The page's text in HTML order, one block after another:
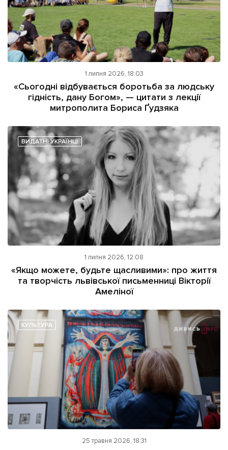
1 липня 2026, 18:03
«Сьогодні відбувається боротьба за людську
гідність, дану Богом», — цитати з лекції
митрополита Бориса Ґудзяка
ВИДАТНІ УКРАЇНЦІ
1 липня 2026, 12:08
«Якщо можете, будьте щасливими»: про життя
та творчість львівської письменниці Вікторії
Амеліної
КУЛЬТУРА
25 травня 2026, 18:31